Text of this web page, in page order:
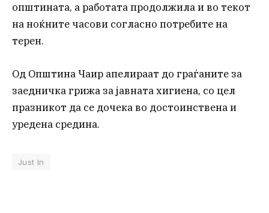
општината, а работата продолжила и во текот
на ноќните часови согласно потребите на
терен.
Од Општина Чаир апелираат до граѓаните за
заедничка грижа за јавната хигиена, со цел
празникот да се дочека во достоинствена и
уредена средина.
Just In